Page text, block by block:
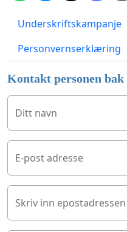
Underskriftskampanje
Personvernserklæring
Kontakt personen
Ditt navn
E-post adresse
Skriv inn